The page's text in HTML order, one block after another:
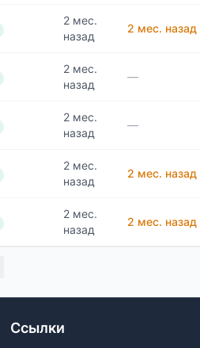
2 мес.
назад
2 мес. назад
2 мес.
назад
—
2 мес.
назад
—
2 мес.
назад
2 мес. назад
2 мес.
назад
2 мес. назад
Ссылки